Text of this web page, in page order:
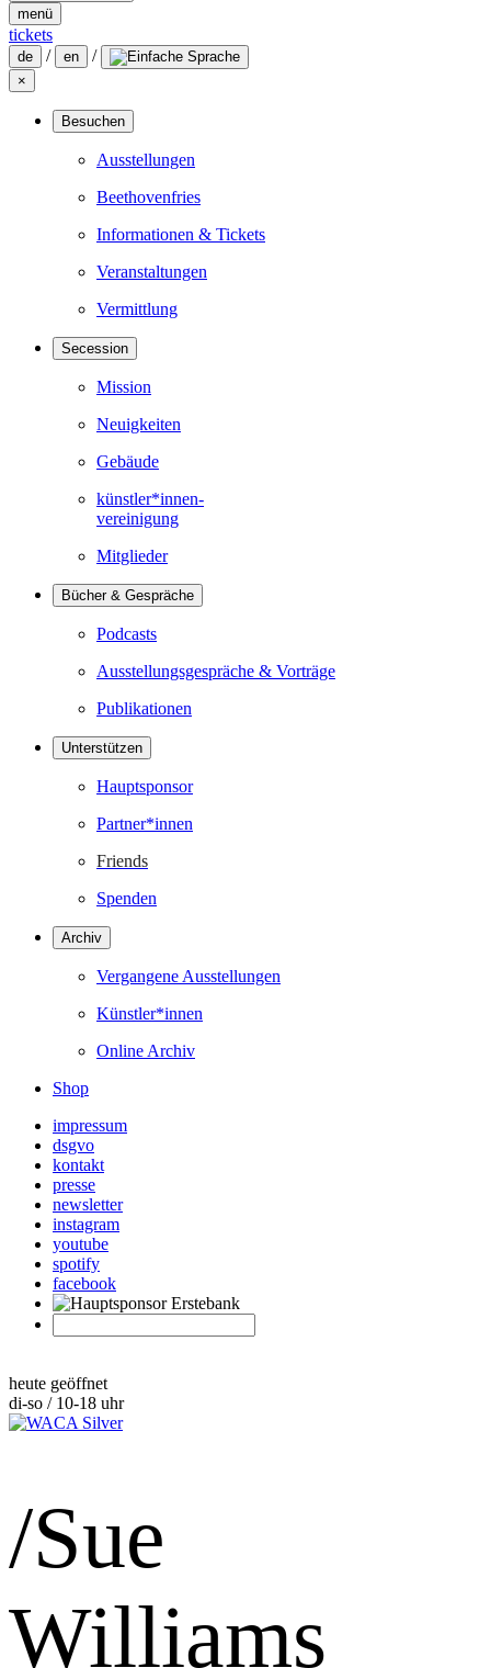
menü
tickets
de / en /
×
Besuchen
Ausstellungen
Beethovenfries
Informationen & Tickets
Veranstaltungen
Vermittlung
Secession
Mission
Neuigkeiten
Gebäude
künstler*innen-
vereinigung
Mitglieder
Bücher & Gespräche
Podcasts
Ausstellungsgespräche & Vorträge
Publikationen
Unterstützen
Hauptsponsor
Partner*innen
Friends
Spenden
Archiv
Vergangene Ausstellungen
Künstler*innen
Online Archiv
Shop
impressum
dsgvo
kontakt
presse
newsletter
instagram
youtube
spotify
facebook
heute geöffnet
di-so / 10-18 uhr
/Sue
Williams